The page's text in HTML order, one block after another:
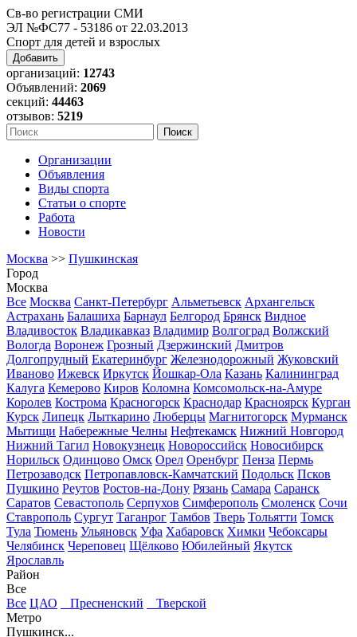
Св-во регистрации СМИ
ЭЛ №ФС77 - 53186 от 22.03.2013
Спорт для детей и взрослых
Добавить
организаций: 12743
Объявлений: 2069
секций: 44463
отзывов: 5219
Организации
Объявления
Виды спорта
Статьи о спорте
Работа
Новости
Москва >> Пушкинская
Город
Москва
Все Москва Санкт-Петербург Альметьевск Архангельск
Астрахань Балашиха Барнаул Белгород Брянск Видное
Владивосток Владикавказ Владимир Волгоград Волжский
Вологда Воронеж Грозный Дзержинский Дмитров
Долгопрудный Екатеринбург Железнодорожный Жуковский
Иваново Ижевск Иркутск Йошкар-Ола Казань Калининград
Калуга Кемерово Киров Коломна Комсомольск-на-Амуре
Королев Кострома Красногорск Краснодар Красноярск Курган
Курск Липецк Лыткарино Люберцы Магнитогорск Мурманск
Мытищи Набережные Челны Нефтекамск Нижний Новгород
Нижний Тагил Новокузнецк Новороссийск Новосибирск
Норильск Одинцово Омск Орел Оренбург Пенза Пермь
Петрозаводск Петропавловск-Камчатский Подольск Псков
Пушкино Реутов Ростов-на-Дону Рязань Самара Саранск
Саратов Севастополь Серпухов Симферополь Смоленск Сочи
Ставрополь Сургут Таганрог Тамбов Тверь Тольятти Томск
Тула Тюмень Ульяновск Уфа Хабаровск Химки Чебоксары
Челябинск Череповец Щёлково Юбилейный Якутск
Ярославль
Район
Все
Все ЦАО Пресненский
Тверской
Метро
Пушкинск...